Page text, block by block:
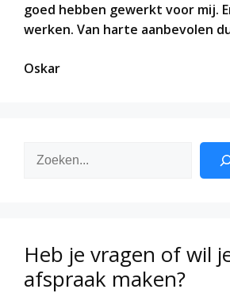
goed hebben gewerkt voor mij.
werken. Van harte aanbevolen
Oskar
Zoeken
Heb je vragen of wil
afspraak maken?